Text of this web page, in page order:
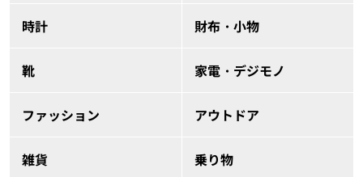
時計 財布・小物
靴 家電・デジモノ
ファッション アウトドア
雑貨 乗り物